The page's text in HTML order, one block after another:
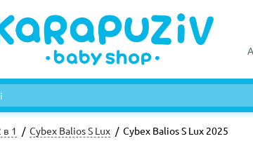
в 1 Cybex Balios S Lux Cybex Balios S Lux 2025